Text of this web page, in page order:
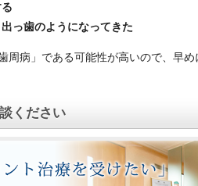
っ歯のようになってきた
周病」である可能性が高いので、早
ください